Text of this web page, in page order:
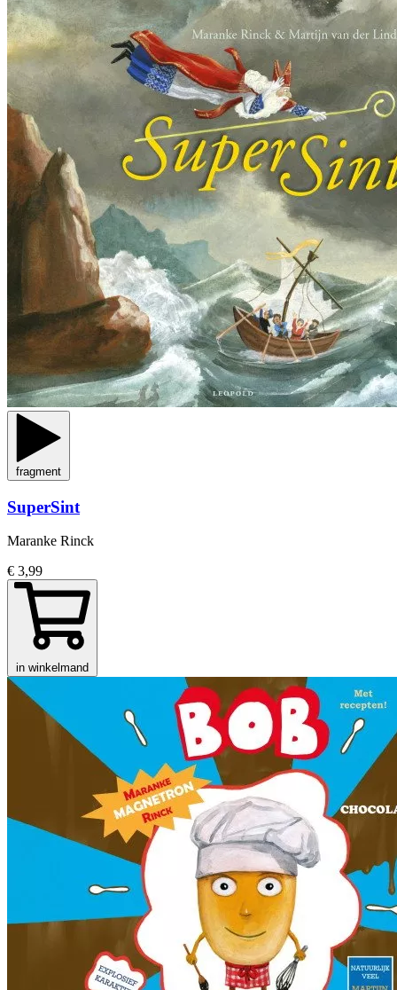
fragment
SuperSint
Maranke Rinck
€ 3,99
in winkelmand